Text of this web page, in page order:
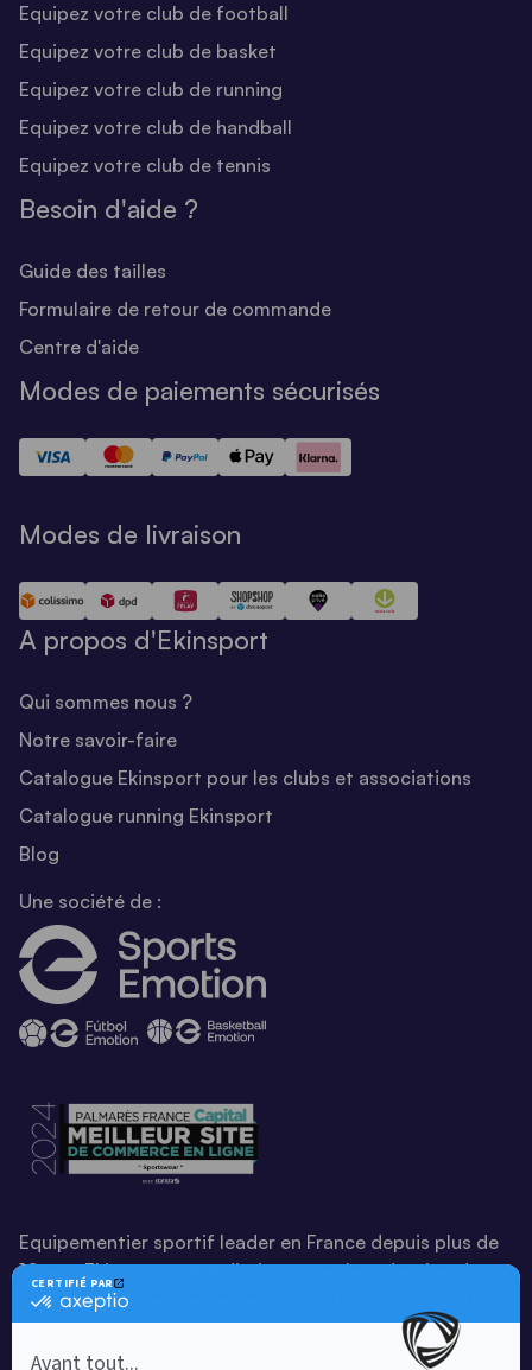
Equipez votre club de football
Equipez votre club de basket
Equipez votre club de running
Equipez votre club de handball
Equipez votre club de tennis
Besoin d'aide ?
Guide des tailles
Formulaire de retour de commande
Centre d'aide
Modes de paiements sécurisés
Modes de livraison
A propos d'Ekinsport
Qui sommes nous ?
Notre savoir-faire
Catalogue Ekinsport pour les clubs et associations
Catalogue running Ekinsport
Blog
Une société de :
Equipementier sportif leader en France depuis plus de
10 ans, Ekinsport a été distingué par la rédaction de
Capital dans son classement des « Meilleurs sites de
commerce en ligne 2024 », catégorie Sportswear.